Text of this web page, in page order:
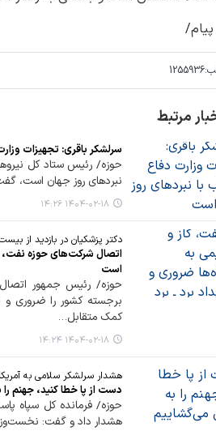
پیام/
1255936
مرتبط
سرلشکر باقری: تجهیزات
حوزه/ رئیس ستاد کل
نبردهای روز جهان است،
۱۴۰۴-۰۲-۱۸ ۱۴:۲۶
دکتر پزشکیان در بازدید از
اتصال شرکت‌های حوزه نفت،
است
حوزه/ رئیس جمهور
برجسته کشور را ضروری
کمک متقابل…
۱۴۰۴-۰۲-۱۸ ۱۴:۲۴
هشدار سرلشکر سلامی به
دست از پا خطا کنید، جهنم
حوزه/ فرمانده کل سپاه
هشدار داد و گفت: